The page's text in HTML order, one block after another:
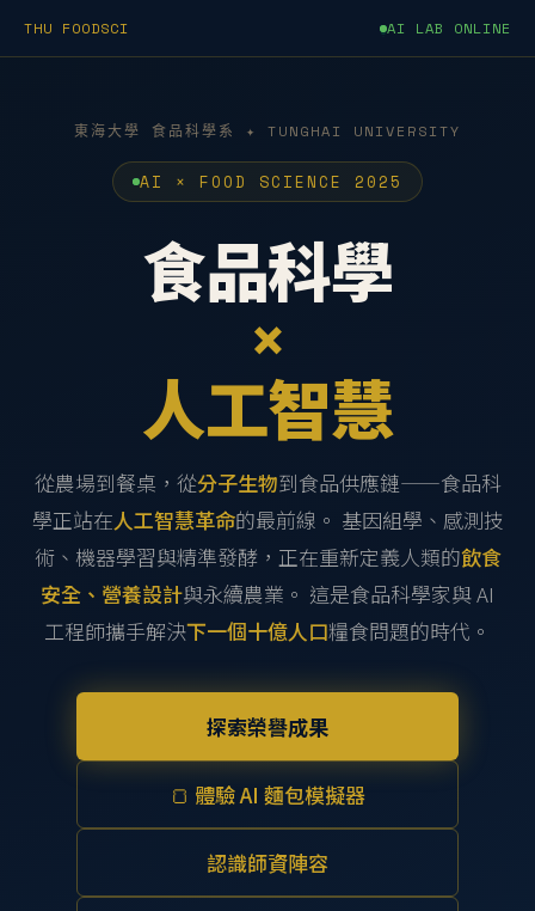
THU FOODSCI AI LAB ONLINE
東海大學 食品科學系 ✦ TUNGHAI UNIVERSITY
AI × FOOD SCIENCE 2025
食品科學
×
人工智慧
從農場到餐桌，從分子生物到食品供應鏈——食品科
學正站在人工智慧革命的最前線。 基因組學、感測技
術、機器學習與精準發酵，正在重新定義人類的飲食
安全、營養設計與永續農業。 這是食品科學家與 AI
工程師攜手解決下一個十億人口糧食問題的時代。
探索榮譽成果
🍞 體驗 AI 麵包模擬器
認識師資陣容